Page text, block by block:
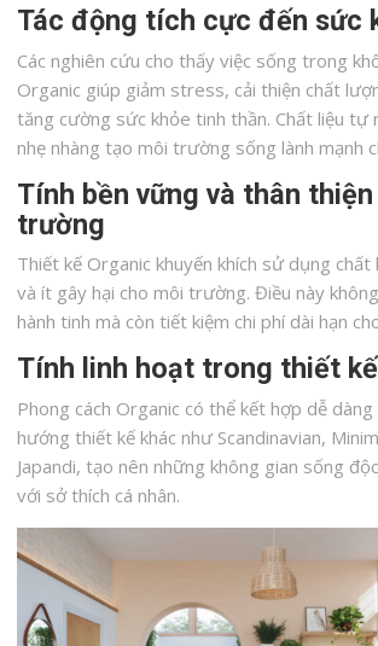
Tác động tích cực đến sức
Các nghiên cứu cho thấy việc sống trong
Organic giúp giảm stress, cải thiện chất
tăng cường sức khỏe tinh thần. Chất liệu tự
nhẹ nhàng tạo môi trường sống lành mạnh
Tính bền vững và thân
trường
Thiết kế Organic khuyến khích sử dụng chất
và ít gây hại cho môi trường. Điều này
hành tinh mà còn tiết kiệm chi phí dài hạn
Tính linh hoạt trong thiết kế
Phong cách Organic có thể kết hợp dễ dàng
hướng thiết kế khác như Scandinavian,
Japandi, tạo nên những không gian sống
với sở thích cá nhân.